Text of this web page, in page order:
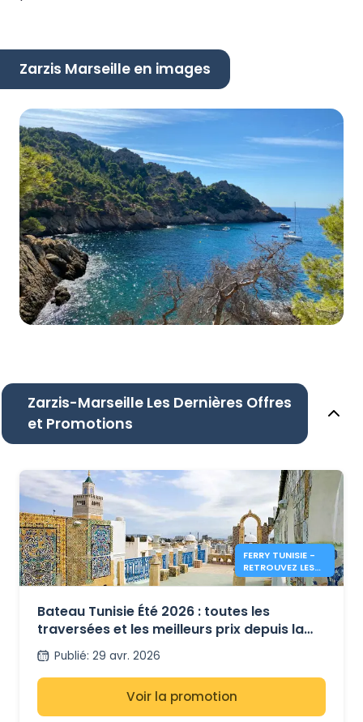
Zarzis Marseille en images
Zarzis-Marseille Les Dernières Offres
et Promotions
FERRY TUNISIE -
RETROUVEZ LES
INFOS & PRIX
Bateau Tunisie Été 2026 : toutes les
traversées et les meilleurs prix depuis la
France et l’Italie
Publié: 29 avr. 2026
Voir la promotion